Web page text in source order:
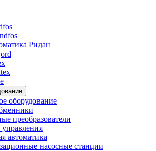
Ридан
оборудование
преобразователи
автоматика
насосные станции